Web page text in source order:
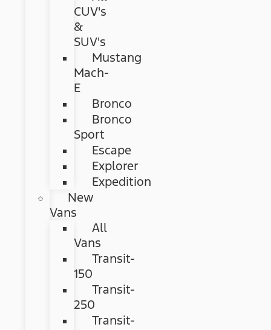
CUV's
&
SUV's
Mustang
Mach-
E
Bronco
Bronco
Sport
Escape
Explorer
Expedition
New
Vans
All
Vans
Transit-
150
Transit-
250
Transit-